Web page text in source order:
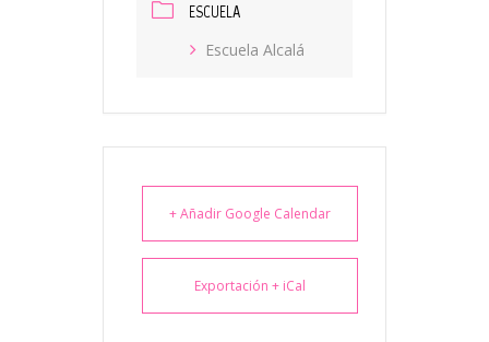
ESCUELA
Escuela Alcalá
+ Añadir Google Calendar
Exportación + iCal